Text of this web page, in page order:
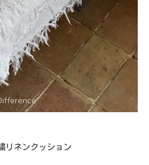
リネンクッション